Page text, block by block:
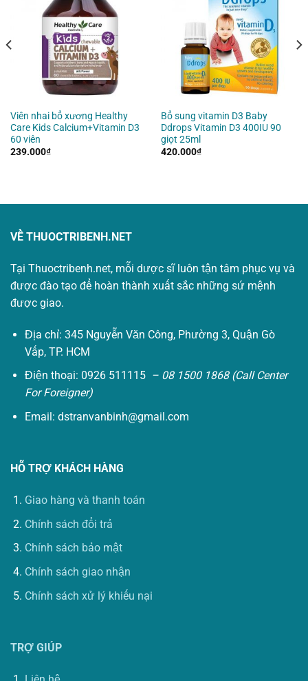
Viên nhai bổ xương Healthy
Care Kids Calcium+Vitamin D3
60 viên
239.000₫
Bổ sung vitamin D3 Baby
Ddrops Vitamin D3 400IU 90
giọt 25ml
420.000₫
VỀ THUOCTRIBENH.NET
Tại Thuoctribenh.net, mỗi dược sĩ luôn tận tâm phục vụ và
được đào tạo để hoàn thành xuất sắc những sứ mệnh
được giao.
Địa chỉ: 345 Nguyễn Văn Công, Phường 3, Quận Gò
Vấp, TP. HCM
Điện thoại: 0926 511115 – 08 1500 1868 (Call Center
For Foreigner)
Email: dstranvanbinh@gmail.com
HỖ TRỢ KHÁCH HÀNG
Giao hàng và thanh toán
Chính sách đổi trả
Chính sách bảo mật
Chính sách giao nhận
Chính sách xử lý khiếu nại
TRỢ GIÚP